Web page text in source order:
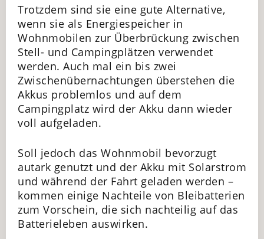
Trotzdem sind sie eine gute Alternative,
wenn sie als Energiespeicher in
Wohnmobilen zur Überbrückung zwischen
Stell- und Campingplätzen verwendet
werden. Auch mal ein bis zwei
Zwischenübernachtungen überstehen die
Akkus problemlos und auf dem
Campingplatz wird der Akku dann wieder
voll aufgeladen.
Soll jedoch das Wohnmobil bevorzugt
autark genutzt und der Akku mit Solarstrom
und während der Fahrt geladen werden –
kommen einige Nachteile von Bleibatterien
zum Vorschein, die sich nachteilig auf das
Batterieleben auswirken.